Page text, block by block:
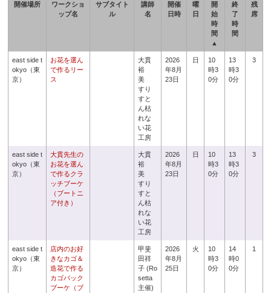
開催場所
ワークショ
ップ名
サブタイト
ル
講師
名
開催
日時
曜
日
開
始
時
間
▲
終
了
時
間
残
席
east side t
okyo（東
京）
お花を選ん
で作るリー
ス
大貫
裕
美
すり
すと
ん枯
れな
い花
工房
2026
年8月
23日
日
10
時3
0分
13
時3
0分
3
east side t
okyo（東
京）
大貫先生の
お花を選ん
で作るクラ
ッチブーケ
（ブートニ
ア付き）
大貫
裕
美
すり
すと
ん枯
れな
い花
工房
2026
年8月
23日
日
10
時3
0分
13
時3
0分
3
east side t
okyo（東
京）
店内のお好
きなカゴ＆
造花で作る
カゴバック
ブーケ（ブ
甲斐
田祥
子 (Ro
setta
主催)
2026
年8月
25日
火
10
時3
0分
14
時0
0分
1